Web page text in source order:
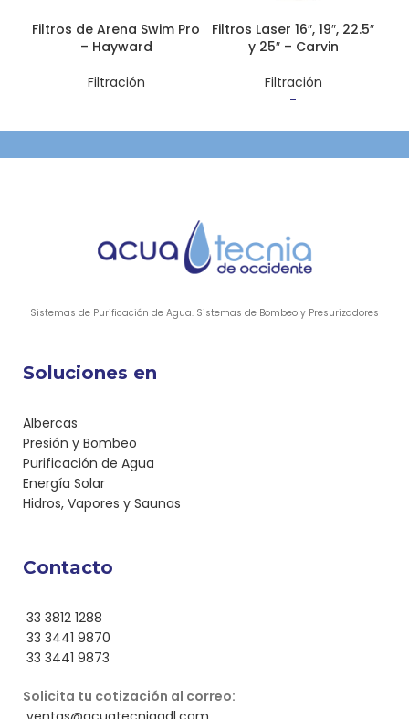
Filtros de Arena Swim Pro
– Hayward
Filtración
Filtros Laser 16″, 19″, 22.5″
y 25″ – Carvin
Filtración
-
desde
Sistemas de Purificación de Agua. Sistemas de Bombeo y Presurizadores
Soluciones en
Albercas
Presión y Bombeo
Purificación de Agua
Energía Solar
Hidros, Vapores y Saunas
Contacto
33 3812 1288
33 3441 9870
33 3441 9873
Solicita tu cotización al correo: